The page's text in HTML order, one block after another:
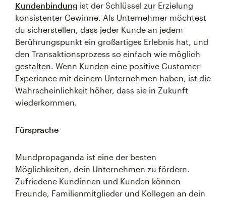
Kundenbindung ist der Schlüssel zur Erzielung
konsistenter Gewinne. Als Unternehmer möchtest
du sicherstellen, dass jeder Kunde an jedem
Berührungspunkt ein großartiges Erlebnis hat, und
den Transaktionsprozess so einfach wie möglich
gestalten. Wenn Kunden eine positive Customer
Experience mit deinem Unternehmen haben, ist die
Wahrscheinlichkeit höher, dass sie in Zukunft
wiederkommen.
Fürsprache
Mundpropaganda ist eine der besten
Möglichkeiten, dein Unternehmen zu fördern.
Zufriedene Kundinnen und Kunden können
Freunde, Familienmitglieder und Kollegen an dein